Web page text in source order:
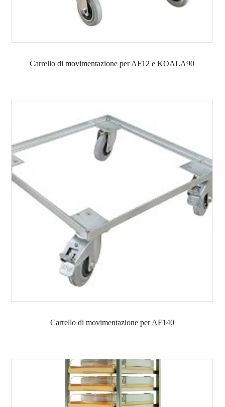
Carrello di movimentazione per AF12 e KOALA90
Carrello di movimentazione per AF140